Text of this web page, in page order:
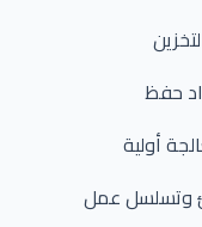
حفظ
أولية
وتسلسل عمل